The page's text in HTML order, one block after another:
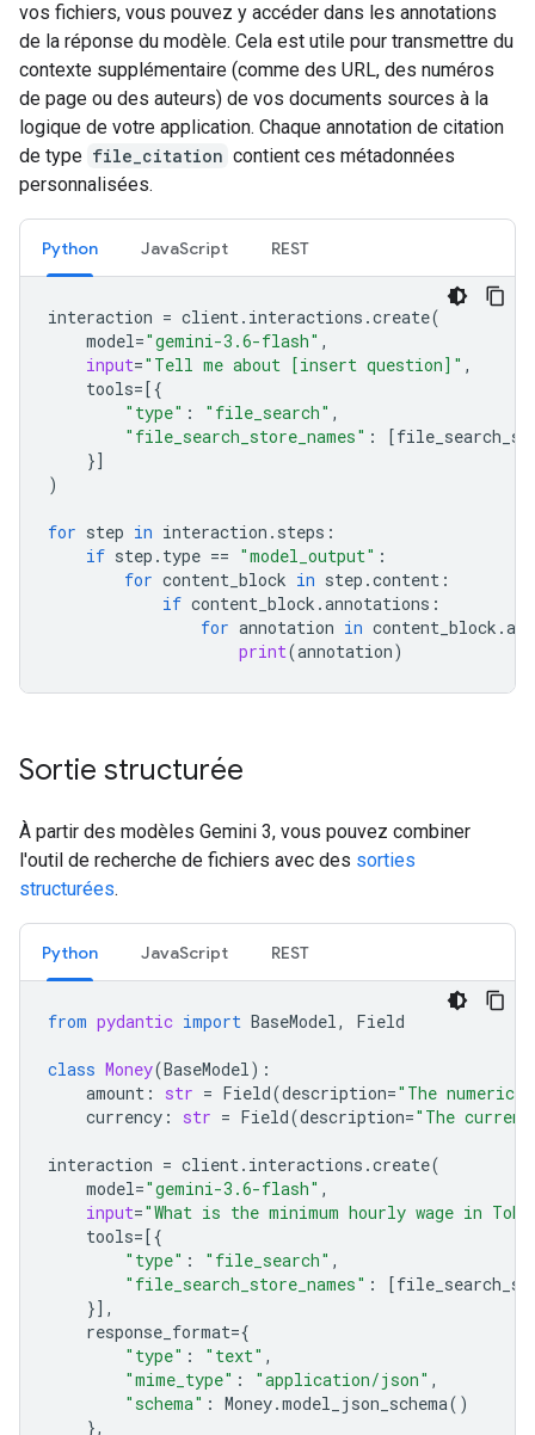
vos fichiers, vous pouvez y accéder dans les annotations
de la réponse du modèle. Cela est utile pour transmettre du
contexte supplémentaire (comme des URL, des numéros
de page ou des auteurs) de vos documents sources à la
logique de votre application. Chaque annotation de citation
de type file_citation contient ces métadonnées
personnalisées.
Python JavaScript REST
interaction = client. interactions .create(
model="gemini-3.6-flash" ,
input="Tell me about [insert question]" ,
tools=[{
"type" : "file_search" ,
"file_search_store_names" : [
}]
)
for step in interaction . steps :
if step . type == "model_output" :
for content_block in step .content :
if content_block .annotations :
for annotation in content_block .
print(annotation)
Sortie structurée
À partir des modèles Gemini 3, vous pouvez combiner
l'outil de recherche de fichiers avec des sorties
structurées.
Python JavaScript REST
from pydantic import BaseModel, Field
class Money(BaseModel):
amount : str = Field(description="The
currency : str = Field(description="The
interaction = client. interactions .create(
model="gemini-3.6-flash" ,
input="What is the minimum hourly wage in
tools=[{
"type" : "file_search" ,
"file_search_store_names" : [
}],
response_format={
"type" : "text" ,
"mime_type" : "application/json" ,
"schema" : Money.model_json_schema()
},